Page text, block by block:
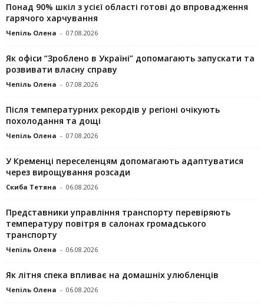
Понад 90% шкіл з усієї області готові до впровадження
гарячого харчування
Чепіль Олена - 07.08.2026
Як офіси “Зроблено в Україні” допомагають запускaти та
розвивати власну справу
Чепіль Олена - 07.08.2026
Після температурних рекордів у регіоні очікують
похолодання та дощі
Чепіль Олена - 07.08.2026
У Кременці переселенцям допомагають адаптуватися
через вирощування розсади
Скиба Тетяна - 06.08.2026
Представники управління транспорту перевіряють
температуру повітря в салонах громадського
транспорту
Чепіль Олена - 06.08.2026
Як літня спека впливає на домашніх улюбленців
Чепіль Олена - 06.08.2026